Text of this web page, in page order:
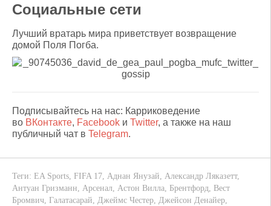
Социальные сети
Лучший вратарь мира приветствует возвращение
домой Поля Погба.
Подписывайтесь на нас: Карриковедение
во ВКонтакте, Facebook и Twitter, а также на наш
публичный чат в Telegram.
Теги: EA Sports FIFA 17 Аднан Янузай Александр Ляказетт,
Антуан Гризманн
Арсенал Астон Вилла Брентфорд
Вест
Бромвич Галатасарай Джеймс Честер Джейсон Денайер